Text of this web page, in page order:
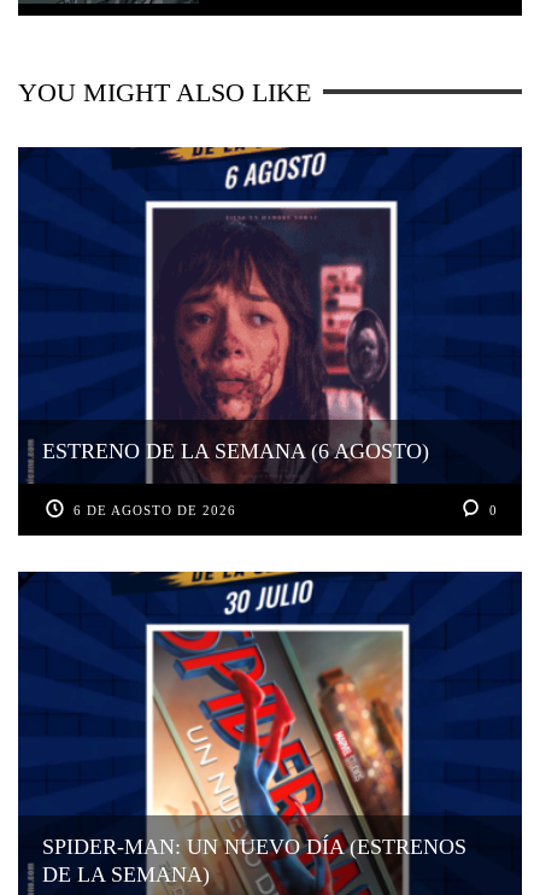
YOU MIGHT ALSO LIKE
ESTRENO DE LA SEMANA (6 AGOSTO)
6 DE AGOSTO DE 2026 0
SPIDER-MAN: UN NUEVO DÍA (ESTRENOS
DE LA SEMANA)